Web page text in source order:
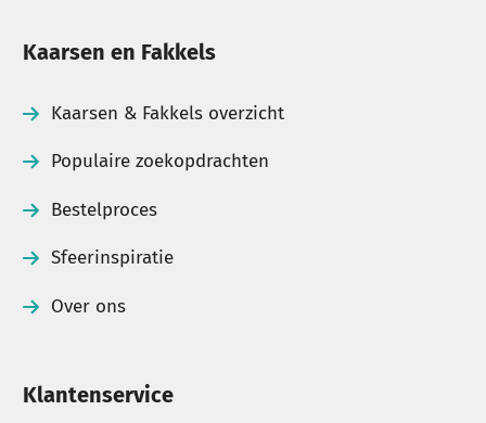
Kaarsen en Fakkels
Kaarsen & Fakkels overzicht
Populaire zoekopdrachten
Bestelproces
Sfeerinspiratie
Over ons
Klantenservice